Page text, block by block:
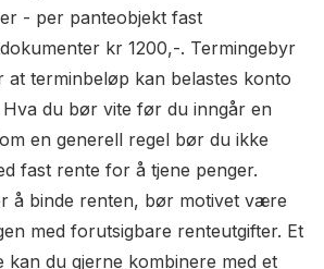
- per panteobjekt fast
kr 1200,-. Termingebyr
terminbeløp kan belastes konto
du bør vite før du inngår en
en generell regel bør du ikke
fast rente for å tjene penger.
å binde renten, bør motivet være
med forutsigbare renteutgifter. Et
kan du gjerne kombinere med et